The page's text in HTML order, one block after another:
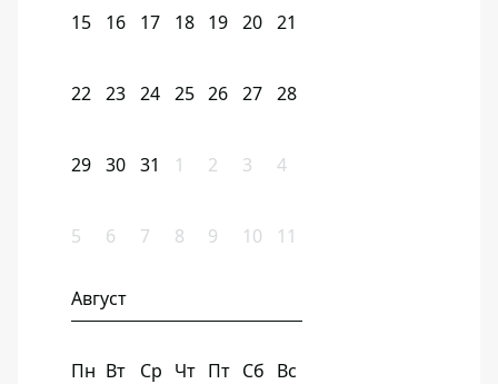
15 16 17 18 19 20 21
22 23 24 25 26 27 28
29 30 31 1 2 3 4
5 6 7 8 9 10 11
Август
Пн Вт Ср Чт Пт Сб Вс